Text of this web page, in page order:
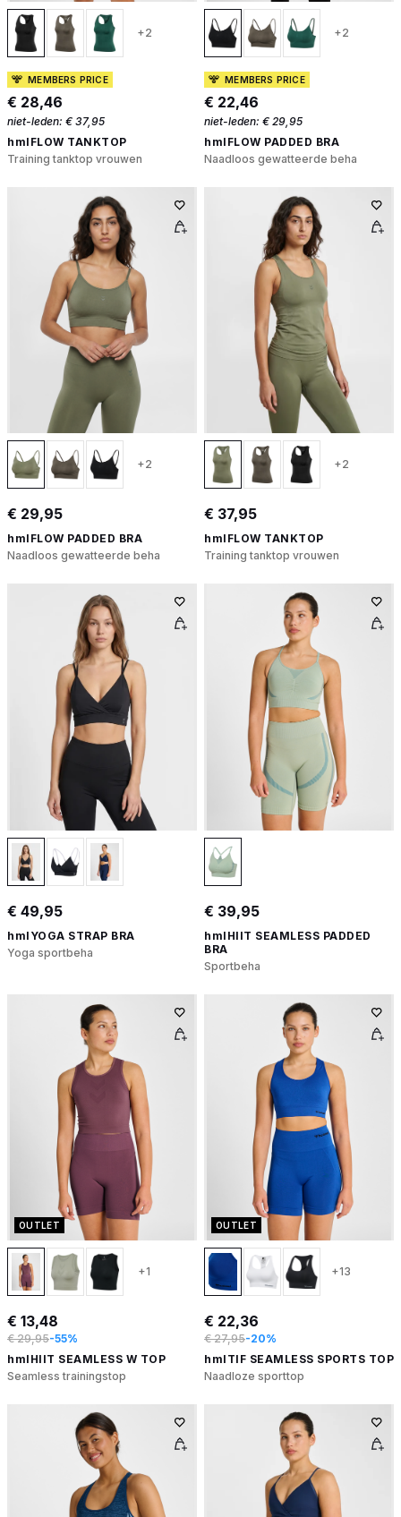
+2
MEMBERS PRICE
€ 28,46
niet-leden: € 37,95
hmlFLOW TANKTOP
Training tanktop vrouwen
+2
MEMBERS PRICE
€ 22,46
niet-leden: € 29,95
hmlFLOW PADDED BRA
Naadloos gewatteerde beha
+2
€ 29,95
hmlFLOW PADDED BRA
Naadloos gewatteerde beha
+2
€ 37,95
hmlFLOW TANKTOP
Training tanktop vrouwen
€ 49,95
hmlYOGA STRAP BRA
Yoga sportbeha
€ 39,95
hmlHIIT SEAMLESS PADDED
BRA
Sportbeha
OUTLET
+1
€ 13,48
€ 29,95-55%
hmlHIIT SEAMLESS W TOP
Seamless trainingstop
OUTLET
+13
€ 22,36
€ 27,95-20%
hmlTIF SEAMLESS SPORTS TOP
Naadloze sporttop